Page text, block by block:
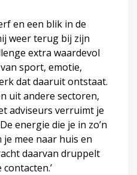
en een blik in de
weer terug bij zijn
extra waardevol
sport, emotie,
dat daaruit ontstaat.
uit andere sectoren,
adviseurs verruimt je
energie die je in zo’n
mee naar huis en
daarvan druppelt